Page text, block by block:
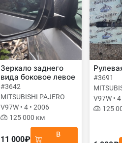
Зеркало заднего
вида боковое левое
#3642
MITSUBISHI PAJERO
V97W • 4 • 2006
125 000 км
11 000₽
В
#3691
V97W •
125